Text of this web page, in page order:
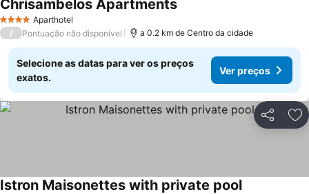
4 EstrelasAparthotel
Chrisambelos Apartments
/ Pontuação não disponível a 0.2 km de Centro da cidade
Selecione as datas para ver os preços
exatos.
Ver preços
Partilhar
Istron Maisonettes with private pool